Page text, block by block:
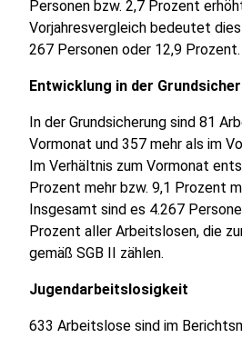
Personen bzw. 2,7 Prozent
Vorjahresvergleich bedeutet dies
267 Personen oder 12,9 Prozent.
Entwicklung in der
In der Grundsicherung sind 81
Vormonat und 357 mehr als im
Im Verhältnis zum Vormonat
Prozent mehr bzw. 9,1 Prozent
Insgesamt sind es 4.267
Prozent aller Arbeitslosen, die
gemäß SGB II zählen.
Jugendarbeitslosigkeit
633 Arbeitslose sind im